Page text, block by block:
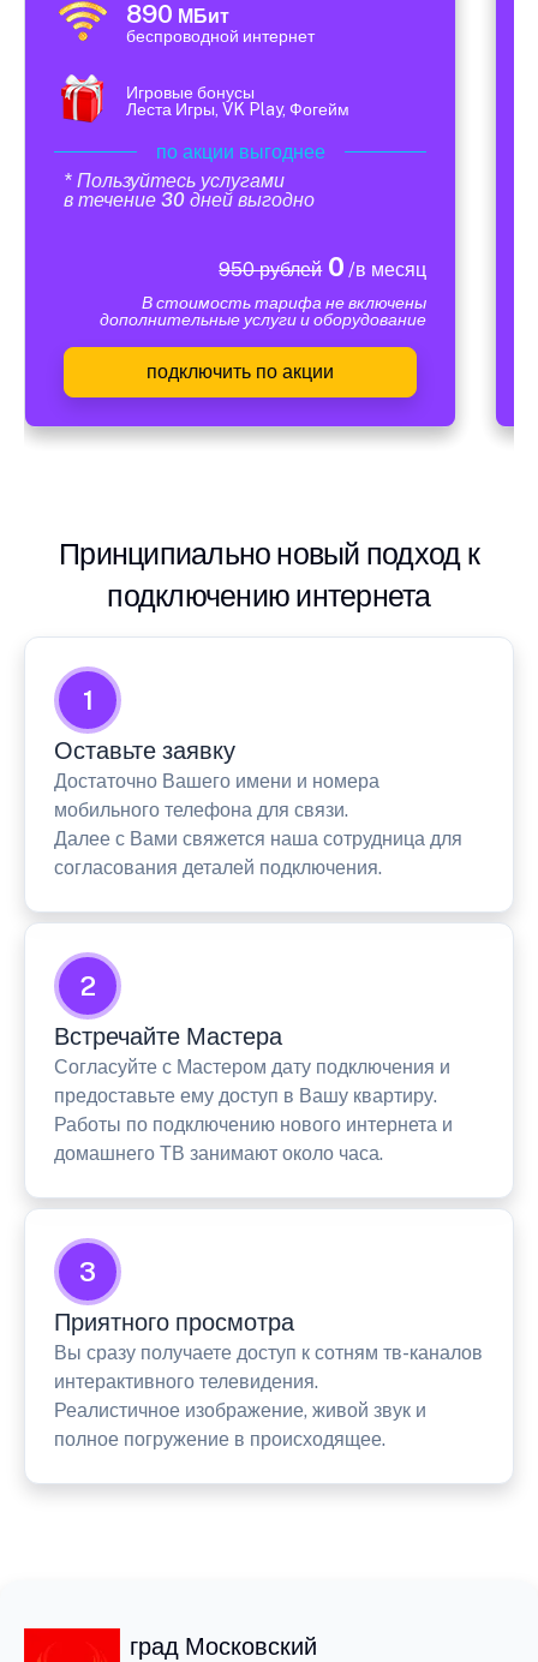
890 МБит
беспроводной интернет
Игровые бонусы
Леста Игры, VK Play, Фогейм
по акции выгоднее
* Пользуйтесь услугами
в течение 30 дней выгодно
950 рублей0 /в месяц
В стоимость тарифа не включены
дополнительные услуги и оборудование
подключить по акции
Принципиально новый подход к
подключению интернета
1
Оставьте заявку
Достаточно Вашего имени и номера
мобильного телефона для связи.
Далее с Вами свяжется наша сотрудница для
согласования деталей подключения.
2
Встречайте Мастера
Согласуйте с Мастером дату подключения и
предоставьте ему доступ в Вашу квартиру.
Работы по подключению нового интернета и
домашнего ТВ занимают около часа.
3
Приятного просмотра
Вы сразу получаете доступ к сотням тв-каналов
интерактивного телевидения.
Реалистичное изображение, живой звук и
полное погружение в происходящее.
град Московский